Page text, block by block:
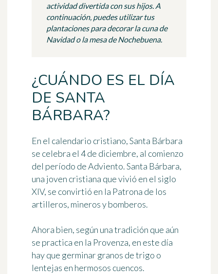
actividad divertida con sus hijos. A
continuación, puedes utilizar tus
plantaciones para decorar la cuna de
Navidad o la mesa de Nochebuena.
¿CUÁNDO ES EL DÍA
DE SANTA
BÁRBARA?
En el calendario cristiano, Santa Bárbara
se celebra el 4 de diciembre, al comienzo
del período de Adviento. Santa Bárbara,
una joven cristiana que vivió en el siglo
XIV, se convirtió en la Patrona de los
artilleros, mineros y bomberos.
Ahora bien, según una tradición que aún
se practica en la Provenza, en este día
hay que germinargranos de trigo o
lentejas en hermosos cuencos.